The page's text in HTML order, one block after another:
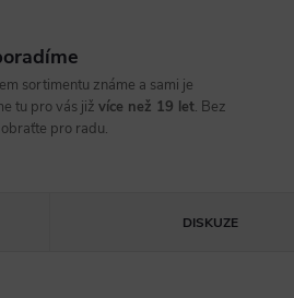
sortimentu známe a sami je
tu pro vás již více než 19 let. Bez
pro radu.
DISKUZE